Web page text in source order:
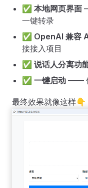
✅ 本地网页界面
一键转录
✅ OpenAI 兼容
接接入项目
✅ 说话人分离功
✅ 一键启动 ——
最终效果就像这样👇